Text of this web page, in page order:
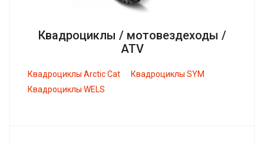
Квадроциклы / мотовездеходы /
ATV
Квадроциклы Arctic Cat
Квадроциклы SYM
Квадроциклы WELS